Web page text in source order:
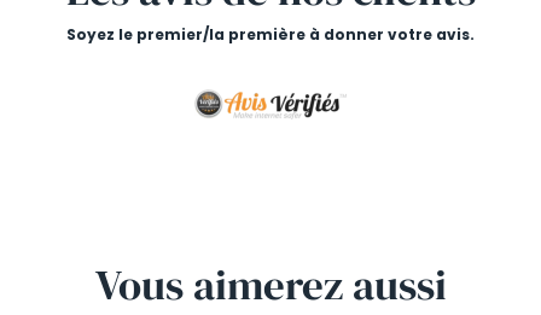
Soyez le premier/la première à donner votre avis.
Vousaimerezaussi